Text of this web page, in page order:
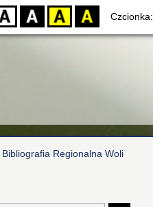
D BW YB BY Czcionka:
Bibliografia Regionalna Woli